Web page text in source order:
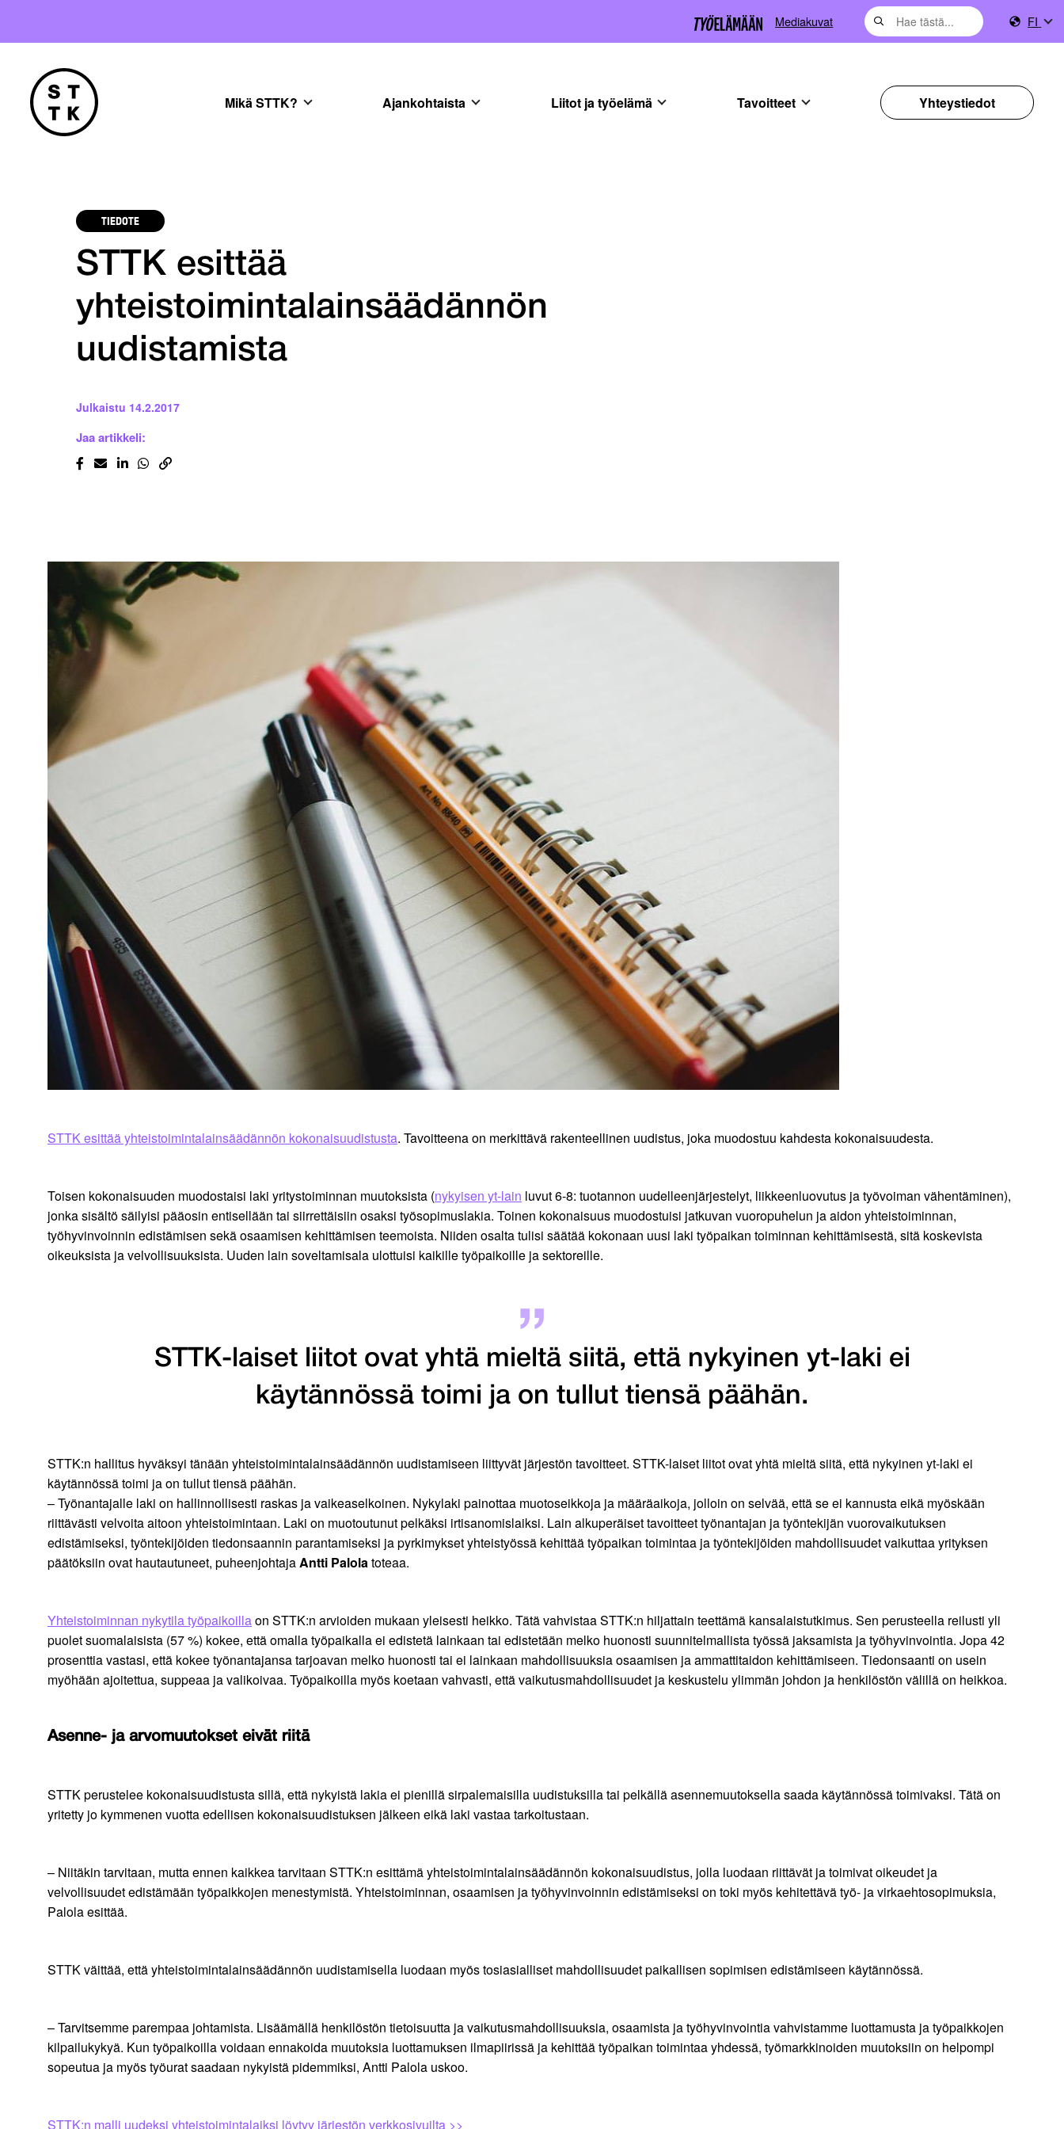
Mediakuvat FI
Mikä STTK? Ajankohtaista Liitot ja työelämä Tavoitteet Yhteystiedot
TIEDOTE
STTK esittää
yhteistoimintalainsäädännön
uudistamista
Julkaistu 14.2.2017
Jaa artikkeli:
STTK esittää yhteistoimintalainsäädännön kokonaisuudistusta. Tavoitteena on merkittävä rakenteellinen uudistus, joka muodostuu kahdesta kokonaisuudesta.
Toisen kokonaisuuden muodostaisi laki yritystoiminnan muutoksista (nykyisen yt-lain luvut 6-8: tuotannon uudelleenjärjestelyt, liikkeenluovutus ja työvoiman vähentäminen),
jonka sisältö säilyisi pääosin entisellään tai siirrettäisiin osaksi työsopimuslakia. Toinen kokonaisuus muodostuisi jatkuvan vuoropuhelun ja aidon yhteistoiminnan,
työhyvinvoinnin edistämisen sekä osaamisen kehittämisen teemoista. Niiden osalta tulisi säätää kokonaan uusi laki työpaikan toiminnan kehittämisestä, sitä koskevista
oikeuksista ja velvollisuuksista. Uuden lain soveltamisala ulottuisi kaikille työpaikoille ja sektoreille.
STTK-laiset liitot ovat yhtä mieltä siitä, että nykyinen yt-laki ei
käytännössä toimi ja on tullut tiensä päähän.
STTK:n hallitus hyväksyi tänään yhteistoimintalainsäädännön uudistamiseen liittyvät järjestön tavoitteet. STTK-laiset liitot ovat yhtä mieltä siitä, että nykyinen yt-laki ei
käytännössä toimi ja on tullut tiensä päähän.
– Työnantajalle laki on hallinnollisesti raskas ja vaikeaselkoinen. Nykylaki painottaa muotoseikkoja ja määräaikoja, jolloin on selvää, että se ei kannusta eikä myöskään
riittävästi velvoita aitoon yhteistoimintaan. Laki on muotoutunut pelkäksi irtisanomislaiksi. Lain alkuperäiset tavoitteet työnantajan ja työntekijän vuorovaikutuksen
edistämiseksi, työntekijöiden tiedonsaannin parantamiseksi ja pyrkimykset yhteistyössä kehittää työpaikan toimintaa ja työntekijöiden mahdollisuudet vaikuttaa yrityksen
päätöksiin ovat hautautuneet, puheenjohtajaAntti Palolatoteaa.
Yhteistoiminnan nykytila työpaikoillaon STTK:n arvioiden mukaan yleisesti heikko. Tätä vahvistaa STTK:n hiljattain teettämä kansalaistutkimus. Sen perusteella reilusti yli
puolet suomalaisista (57 %) kokee, että omalla työpaikalla ei edistetä lainkaan tai edistetään melko huonosti suunnitelmallista työssä jaksamista ja työhyvinvointia. Jopa 42
prosenttia vastasi, että kokee työnantajansa tarjoavan melko huonosti tai ei lainkaan mahdollisuuksia osaamisen ja ammattitaidon kehittämiseen. Tiedonsaanti on usein
myöhään ajoitettua, suppeaa ja valikoivaa. Työpaikoilla myös koetaan vahvasti, että vaikutusmahdollisuudet ja keskustelu ylimmän johdon ja henkilöstön välillä on heikkoa.
Asenne- ja arvomuutokset eivät riitä
STTK perustelee kokonaisuudistusta sillä, että nykyistä lakia ei pienillä sirpalemaisilla uudistuksilla tai pelkällä asennemuutoksella saada käytännössä toimivaksi. Tätä on
yritetty jo kymmenen vuotta edellisen kokonaisuudistuksen jälkeen eikä laki vastaa tarkoitustaan.
– Niitäkin tarvitaan, mutta ennen kaikkea tarvitaan STTK:n esittämä yhteistoimintalainsäädännön kokonaisuudistus, jolla luodaan riittävät ja toimivat oikeudet ja
velvollisuudet edistämään työpaikkojen menestymistä. Yhteistoiminnan, osaamisen ja työhyvinvoinnin edistämiseksi on toki myös kehitettävä työ- ja virkaehtosopimuksia,
Palola esittää.
STTK väittää, että yhteistoimintalainsäädännön uudistamisella luodaan myös tosiasialliset mahdollisuudet paikallisen sopimisen edistämiseen käytännössä.
– Tarvitsemme parempaa johtamista. Lisäämällä henkilöstön tietoisuutta ja vaikutusmahdollisuuksia, osaamista ja työhyvinvointia vahvistamme luottamusta ja työpaikkojen
kilpailukykyä. Kun työpaikoilla voidaan ennakoida muutoksia luottamuksen ilmapiirissä ja kehittää työpaikan toimintaa yhdessä, työmarkkinoiden muutoksiin on helpompi
sopeutua ja myös työurat saadaan nykyistä pidemmiksi, Antti Palola uskoo.
STTK:n malli uudeksi yhteistoimintalaiksi löytyy järjestön verkkosivuilta >>